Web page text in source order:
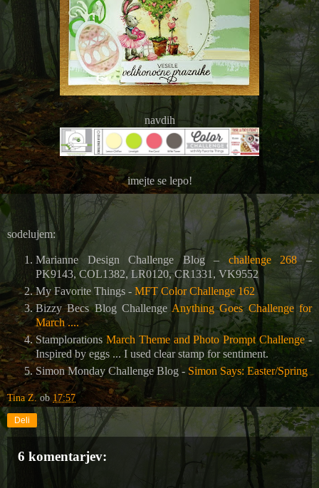
navdih
imejte se lepo!
sodelujem:
Marianne Design Challenge Blog – challenge 268–
PK9143, COL1382, LR0120, CR1331, VK9552
My Favorite Things - MFT Color Challenge 162
Bizzy Becs Blog Challenge Anything Goes Challenge for
March ....
Stamplorations March Theme and Photo Prompt Challenge-
Inspired by eggs ... I used clear stamp for sentiment.
Simon Monday Challenge Blog - Simon Says: Easter/Spring
Tina Z. ob17:57
Deli
6 komentarjev: